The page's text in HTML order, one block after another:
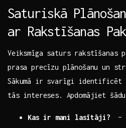
Saturiskā
ar Rakstīšanas
Veiksmīga saturs rakstīšanas
prasa precīzu plānošanu un
Sākumā ir svarīgi identificēt
tās intereses. Apdomājiet
Kas ⁤ir mani lasītāji?
–